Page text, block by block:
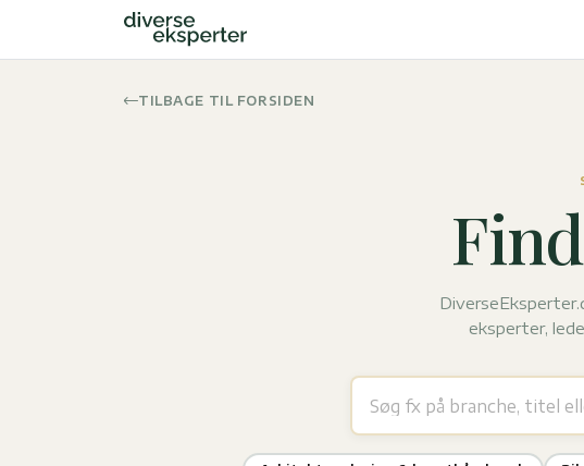
TILBAGE TIL FORSIDEN
eksperter,